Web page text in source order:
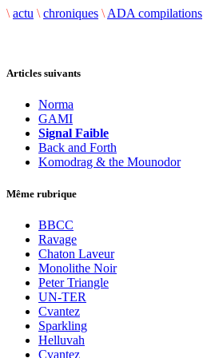
\ actu \ chroniques \ ADA compilations
Articles suivants
Norma
GAMI
Signal Faible
Back and Forth
Komodrag & the Mounodor
Même rubrique
BBCC
Ravage
Chaton Laveur
Monolithe Noir
Peter Triangle
UN-TER
Cvantez
Sparkling
Helluvah
Cvantez